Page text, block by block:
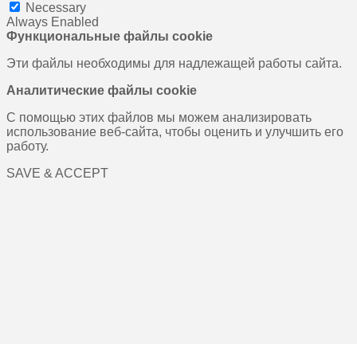
Necessary
Always Enabled
Функциональные файлы cookie
Эти файлы необходимы для надлежащей работы сайта.
Аналитические файлы cookie
С помощью этих файлов мы можем анализировать
использование веб-сайта, чтобы оценить и улучшить его
работу.
SAVE & ACCEPT